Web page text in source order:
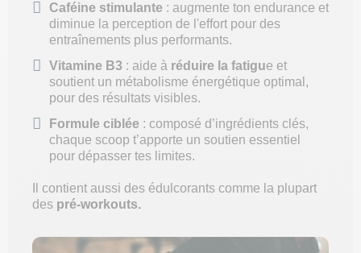
Caféine stimulante : augmente ton endurance et
diminue la perception de l'effort pour des
entraînements plus performants.
Vitamine B3 : aide à réduire la fatigue et
soutient un métabolisme énergétique optimal,
pour des résultats visibles.
Formule ciblée : composé d’ingrédients clés,
chaque scoop t’apporte un soutien essentiel
pour dépasser tes limites.
Il contient aussi des édulcorants comme la plupart
des pré-workouts.